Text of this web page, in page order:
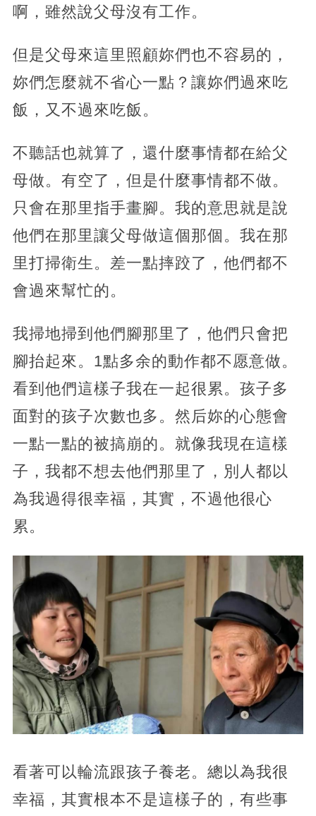
啊，雖然說父母沒有工作。
但是父母來這里照顧妳們也不容易的，
妳們怎麼就不省心一點？讓妳們過來吃
飯，又不過來吃飯。
不聽話也就算了，還什麼事情都在給父
母做。有空了，但是什麼事情都不做。
只會在那里指手畫腳。我的意思就是說
他們在那里讓父母做這個那個。我在那
里打掃衛生。差一點摔跤了，他們都不
會過來幫忙的。
我掃地掃到他們腳那里了，他們只會把
腳抬起來。1點多余的動作都不愿意做。
看到他們這樣子我在一起很累。孩子多
面對的孩子次數也多。然后妳的心態會
一點一點的被搞崩的。就像我現在這樣
子，我都不想去他們那里了，別人都以
為我過得很幸福，其實，不過他很心
累。
看著可以輪流跟孩子養老。總以為我很
幸福，其實根本不是這樣子的，有些事